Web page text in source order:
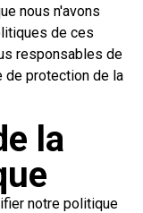
nous n'avons
de ces
responsables de
de protection de la
la
notre politique